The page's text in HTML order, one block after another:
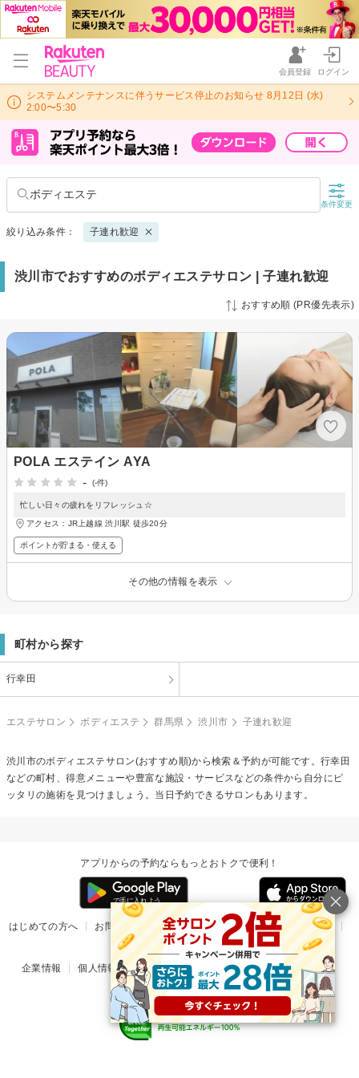
会員登録 ログイン
システムメンテナンスに伴うサービス停止のお知らせ 8月12日 (水)
2:00〜5:30
ボディエステ
条件変更
絞り込み条件： 子連れ歓迎
渋川市でおすすめのボディエステサロン | 子連れ歓迎
おすすめ順 (PR優先表示)
POLA エステイン AYA
-
(-件)
忙しい日々の疲れをリフレッシュ☆
アクセス：JR上越線 渋川駅 徒歩20分
ポイントが貯まる・使える
その他の情報を表示
町村から探す
行幸田
エステサロン ボディエステ 群馬県 渋川市 子連れ歓迎
渋川市のボディエステサロン(おすすめ順)から検索＆予約が可能です。行幸田
などの町村、得意メニューや豊富な施設・サービスなどの条件から自分にピ
ッタリの施術を見つけましょう。当日予約できるサロンもあります。
アプリからの予約ならもっとおトクで便利！
はじめての方へ お問い合わせ ヘルプ リリース情報
利用規約
掲載ご希望のサロン様
企業情報 個人情報保護方針 楽天のサービス一覧 アプリ一覧
© Rakuten Group, Inc.